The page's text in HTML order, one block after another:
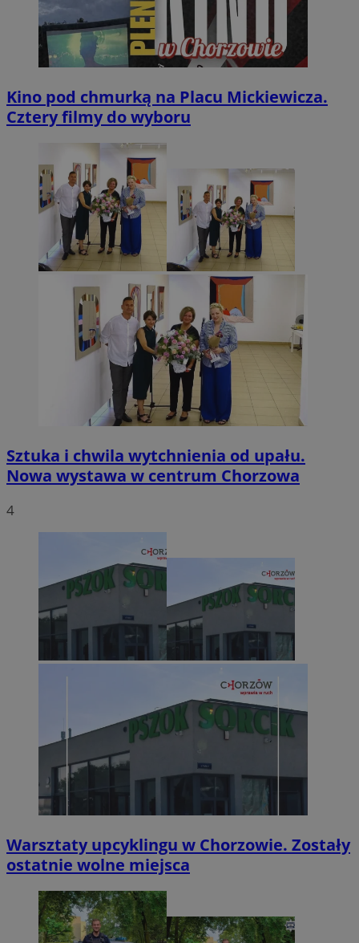
Kino pod chmurką na Placu Mickiewicza.
Cztery filmy do wyboru
Sztuka i chwila wytchnienia od upału.
Nowa wystawa w centrum Chorzowa
4
Warsztaty upcyklingu w Chorzowie. Zostały
ostatnie wolne miejsca